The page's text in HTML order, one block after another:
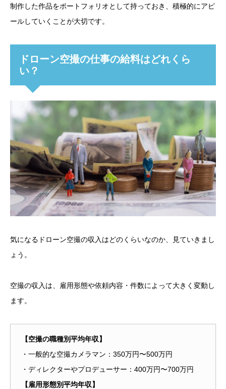
制作した作品をポートフォリオとして持っておき、積極的にアピ
ールしていくことが大切です。
ドローン空撮の仕事の給料はどれくら
い？
気になるドローン空撮の収入はどのくらいなのか、見ていきまし
ょう。
空撮の収入は、雇用形態や依頼内容・件数によって大きく変動し
ます。
【空撮の職種別平均年収】
・一般的な空撮カメラマン：350万円〜500万円
・ディレクターやプロデューサー：400万円〜700万円
【雇用形態別平均年収】